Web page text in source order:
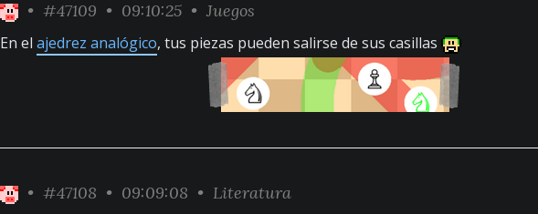
• #47109 • 09:10:25 • Juegos
En el ajedrez analógico, tus piezas pueden salirse de sus casillas
• #47108 • 09:09:08 • Literatura